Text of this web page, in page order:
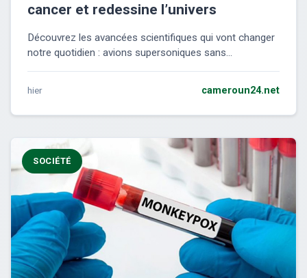
cancer et redessine l’univers
Découvrez les avancées scientifiques qui vont changer
notre quotidien : avions supersoniques sans...
hier cameroun24.net
SOCIÉTÉ